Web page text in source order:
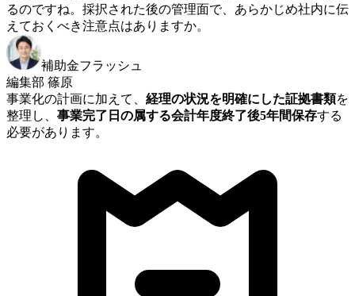
るのですね。採択された後の管理面で、あらかじめ社内に伝
えておくべき注意点はありますか。
補助金フラッシュ
編集部 篠原
事業化の計画に加えて、 経理の状況を明確にした証拠書類を
整理し、 事業完了日の属する会計年度終了後5年間保存する
必要があります。